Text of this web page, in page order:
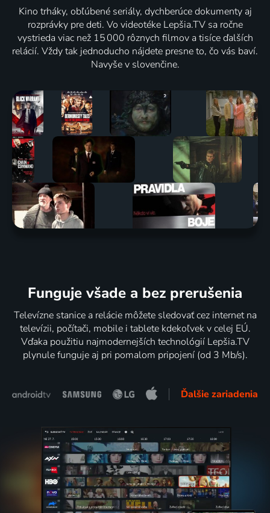
Kino trháky, obľúbené seriály, dychberúce dokumenty aj
rozprávky pre deti. Vo videotéke Lepšia.TV sa ročne
vystrieda viac než 15 000 rôznych filmov a tisíce ďalších
relácií. Vždy tak jednoducho nájdete presne to, čo vás baví.
Navyše v slovenčine.
Funguje všade a bez prerušenia
Televízne stanice a relácie môžete sledovať cez internet na
televízii, počítači, mobile i tablete kdekoľvek v celej EÚ.
Vďaka použitiu najmodernejších technológií Lepšia.TV
plynule funguje aj pri pomalom pripojení (od 3 Mb/s).
Ďalšie zariadenia